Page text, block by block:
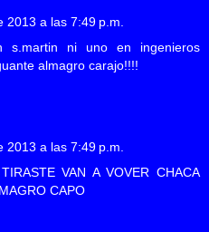
2013 a las 7:49 p.m.
s.martin ni uno en ingenieros
almagro carajo!!!!
2013 a las 7:49 p.m.
VAN A VOVER CHACA
CAPO